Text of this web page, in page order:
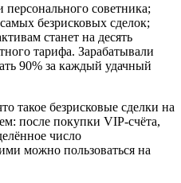
персонального советника;
безрисковых сделок;
станет на десять
тарифа. Зарабатывали
90% за каждый удачный
такое безрисковые сделки на
после покупки VIP-счёта,
число
можно пользоваться на